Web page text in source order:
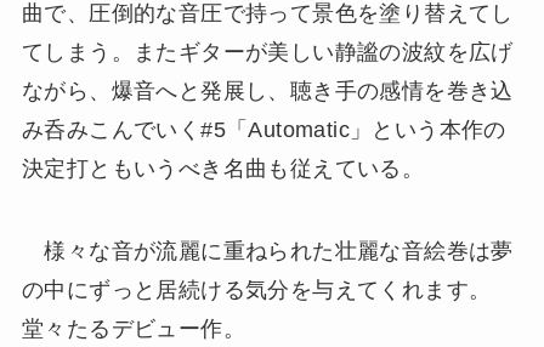
曲で、圧倒的な音圧で持って景色を塗り替えてし
てしまう。またギターが美しい静謐の波紋を広げ
ながら、爆音へと発展し、聴き手の感情を巻き込
み呑みこんでいく#5「Automatic」という本作の
決定打ともいうべき名曲も従えている。
様々な音が流麗に重ねられた壮麗な音絵巻は夢
の中にずっと居続ける気分を与えてくれます。
堂々たるデビュー作。